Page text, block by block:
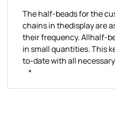
The half-beads for the
chains in thedisplay are
their frequency. Allhalf-
in small quantities. This
to-date with all
*